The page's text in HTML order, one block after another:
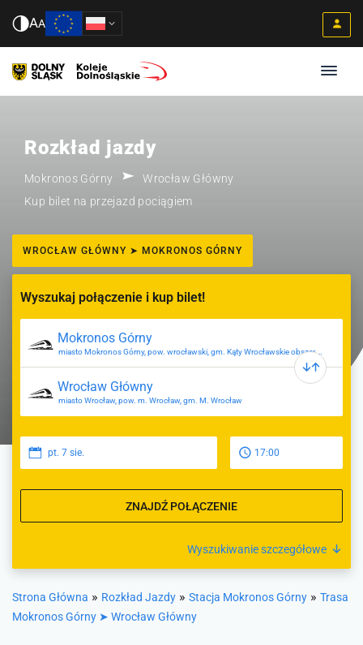
AA
Rozkład jazdy
Mokronos Górny
Wrocław Główny
Kup bilet na przejazd pociągiem
WROCŁAW GŁÓWNY ➤ MOKRONOS GÓRNY
Wyszukaj połączenie i kup bilet!
miasto Mokronos Górny, pow. wrocławski, gm. Kąty Wrocławskie obszar wiejski
miasto Wrocław, pow. m. Wrocław, gm. M. Wrocław
pt. 7 sie. 17:00
ZNAJDŹ POŁĄCZENIE
Wyszukiwanie szczegółowe
Strona Główna » Rozkład Jazdy » Stacja Mokronos Górny » Trasa
Mokronos Górny ➤ Wrocław Główny